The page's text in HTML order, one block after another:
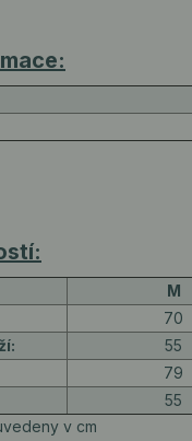
M
70
55
79
55
v cm